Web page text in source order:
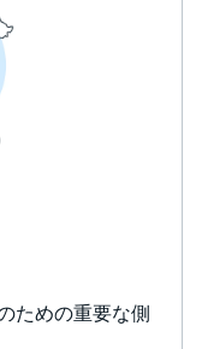
ための重要な側